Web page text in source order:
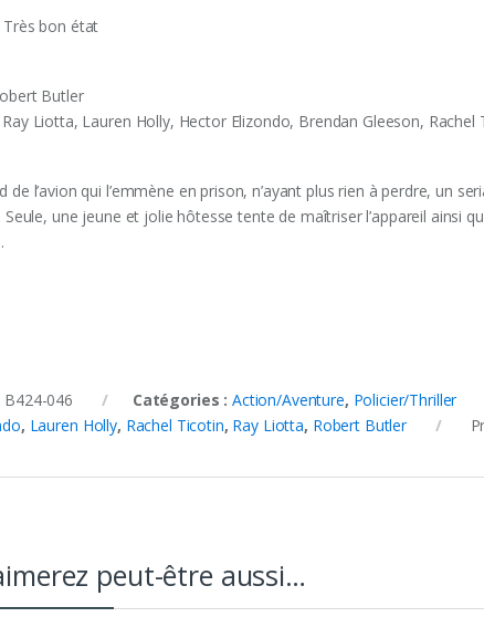
Très bon état
Butler
Ray Liotta, Lauren Holly, Hector Elizondo, Brendan Gleeson, Rachel
de l’avion qui l’emmène en prison, n’ayant plus rien à perdre, un
Seule, une jeune et jolie hôtesse tente de maîtriser l’appareil
B424-046 Catégories : Action/Aventure, Policier/Thriller
, Lauren Holly, Rachel Ticotin, Ray Liotta, Robert Butler
peut-être aussi…